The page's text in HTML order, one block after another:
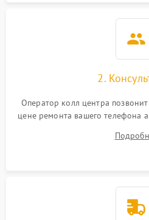
2.
Оператор колл центра
цене ремонта вашего телефона